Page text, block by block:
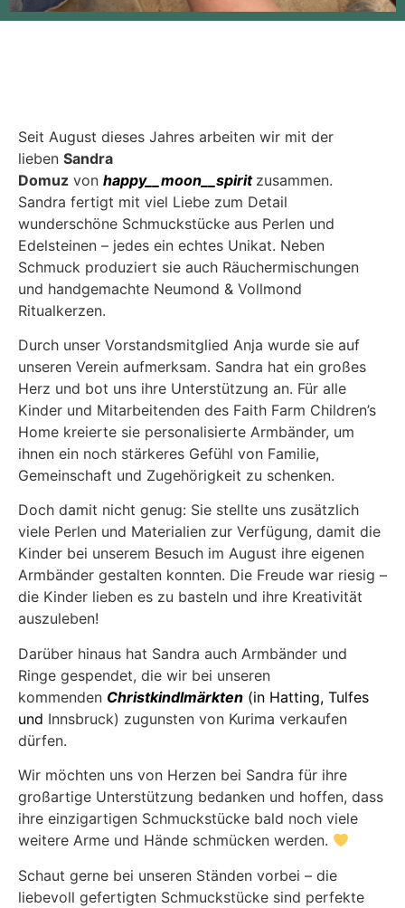
Seit August dieses Jahres arbeiten wir mit der
lieben Sandra
Domuz von happy__moon__spirit zusammen.
Sandra fertigt mit viel Liebe zum Detail
wunderschöne Schmuckstücke aus Perlen und
Edelsteinen – jedes ein echtes Unikat. Neben
Schmuck produziert sie auch Räuchermischungen
und handgemachte Neumond & Vollmond
Ritualkerzen.
Durch unser Vorstandsmitglied Anja wurde sie auf
unseren Verein aufmerksam. Sandra hat ein großes
Herz und bot uns ihre Unterstützung an. Für alle
Kinder und Mitarbeitenden des Faith Farm Children’s
Home kreierte sie personalisierte Armbänder, um
ihnen ein noch stärkeres Gefühl von Familie,
Gemeinschaft und Zugehörigkeit zu schenken.
Doch damit nicht genug: Sie stellte uns zusätzlich
viele Perlen und Materialien zur Verfügung, damit die
Kinder bei unserem Besuch im August ihre eigenen
Armbänder gestalten konnten. Die Freude war riesig –
die Kinder lieben es zu basteln und ihre Kreativität
auszuleben!
Darüber hinaus hat Sandra auch Armbänder und
Ringe gespendet, die wir bei unseren
kommenden Christkindlmärkten (in Hatting, Tulfes
und Innsbruck) zugunsten von Kurima verkaufen
dürfen.
Wir möchten uns von Herzen bei Sandra für ihre
großartige Unterstützung bedanken und hoffen, dass
ihre einzigartigen Schmuckstücke bald noch viele
weitere Arme und Hände schmücken werden.
Schaut gerne bei unseren Ständen vorbei – die
liebevoll gefertigten Schmuckstücke sind perfekte